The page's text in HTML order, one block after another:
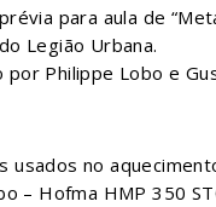
para aula de
Legião Urbana.
por Philippe Lobo e
usados no
– Hofma HMP 350